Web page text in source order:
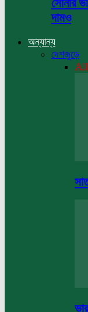
সোনার
দামও
অন্যান্য
দেশজুড়ে
All